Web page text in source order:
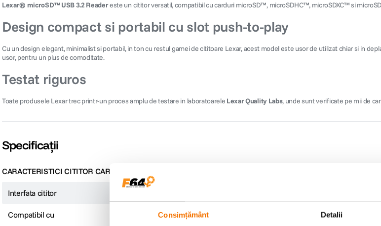
Consimțământ Detalii
Lexar® microSD™ USB 3.2 Readereste un cititor versatil, compatibil cu carduri microSD™, microSDHC™, microSDXC™ si
Design compact si portabil cu slot push-to-play
Cu un design elegant, minimalist si portabil, in ton cu restul gamei de cititoare Lexar, acest model este usor de utilizat chiar si in
usor, pentru un plus de comoditate.
Testat riguros
Toate produsele Lexar trec printr-un proces amplu de testare in laboratoarele Lexar Quality Labs, unde sunt verificate pe mii de
Specificații
CARACTERISTICI CITITOR CARD
Interfata cititor
Compatibil cu